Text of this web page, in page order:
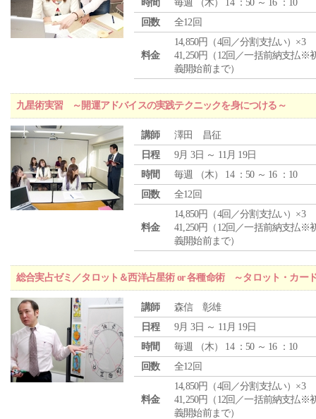
時間
毎週 （木） 14 ：50 ～ 16 ：10
回数
全12回
料金
14,850円（4回／分割支払い）×3
41,250円（12回／一括前納支払※
義開始前まで）
九星術実習 ～開運アドバイスの実践テクニックを身につける～
講師
澤田 昌征
日程
9月 3日 ～ 11月 19日
時間
毎週 （木） 14 ：50 ～ 16 ：10
回数
全12回
料金
14,850円（4回／分割支払い）×3
41,250円（12回／一括前納支払※
義開始前まで）
総合実占ゼミ／タロット＆西洋占星術 or 各種命術 ～タロット・カー
講師
森信 彰雄
日程
9月 3日 ～ 11月 19日
時間
毎週 （木） 14 ：50 ～ 16 ：10
回数
全12回
料金
14,850円（4回／分割支払い）×3
41,250円（12回／一括前納支払※
義開始前まで）